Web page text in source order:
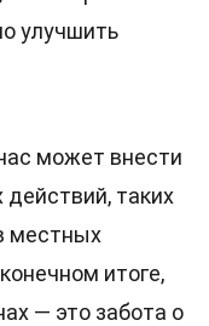
улучшить
может внести
таких
местных
итоге,
— это забота о